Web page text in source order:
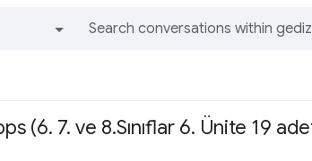
(6. 7. ve 8.Sınıflar 6. Ünite 19